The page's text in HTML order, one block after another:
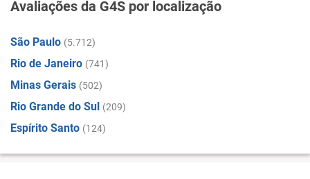
Avaliações da G4S por localização
São Paulo (5.712)
Rio de Janeiro (741)
Minas Gerais (502)
Rio Grande do Sul (209)
Espírito Santo (124)